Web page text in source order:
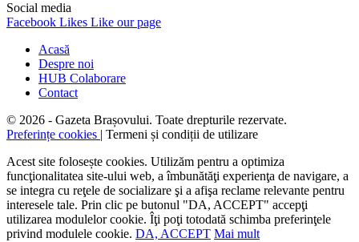
Social media
Facebook Likes Like our page
Acasă
Despre noi
HUB Colaborare
Contact
© 2026 - Gazeta Brașovului. Toate drepturile rezervate.
Preferințe cookies | Termeni și condiții de utilizare
Acest site folosește cookies. Utilizăm pentru a optimiza
funcţionalitatea site-ului web, a îmbunătăţi experienţa de navigare, a
se integra cu reţele de socializare şi a afişa reclame relevante pentru
interesele tale. Prin clic pe butonul "DA, ACCEPT" accepţi
utilizarea modulelor cookie. Îţi poţi totodată schimba preferinţele
privind modulele cookie. DA, ACCEPT Mai mult